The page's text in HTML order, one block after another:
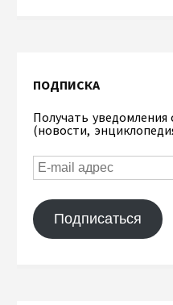
ПОДПИСКА
Получать
(новости,
Подписаться